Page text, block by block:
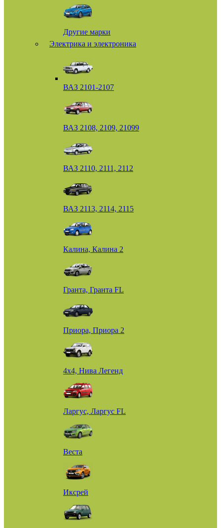
Другие марки
Электрика и электроника
ВАЗ 2101-2107
ВАЗ 2108, 2109, 21099
ВАЗ 2110, 2111, 2112
ВАЗ 2113, 2114, 2115
Калина, Калина 2
Гранта, Гранта FL
Приора, Приора 2
4х4, Нива Легенд
Ларгус, Ларгус FL
Веста
Иксрей